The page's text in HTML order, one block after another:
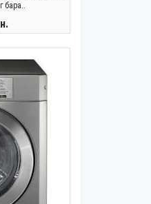
бара..